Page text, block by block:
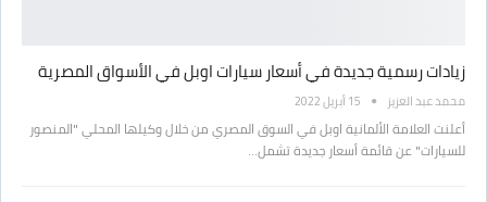
زيادات رسمية جديدة في أسعار سيارات اوبل في الأسواق المصرية
محمد عبد العزيز 15 أبريل 2022
أعلنت العلامة الألمانية اوبل في السوق المصري من خلال وكيلها المحلي "المنصور
للسيارات" عن قائمة أسعار جديدة تشمل…